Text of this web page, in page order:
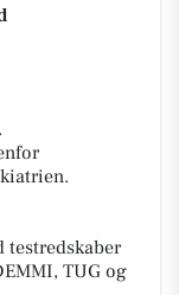
testredskaber
TUG og